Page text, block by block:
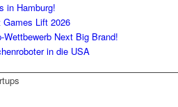
in Hamburg!
Lift 2026
Next Big Brand!
in die USA